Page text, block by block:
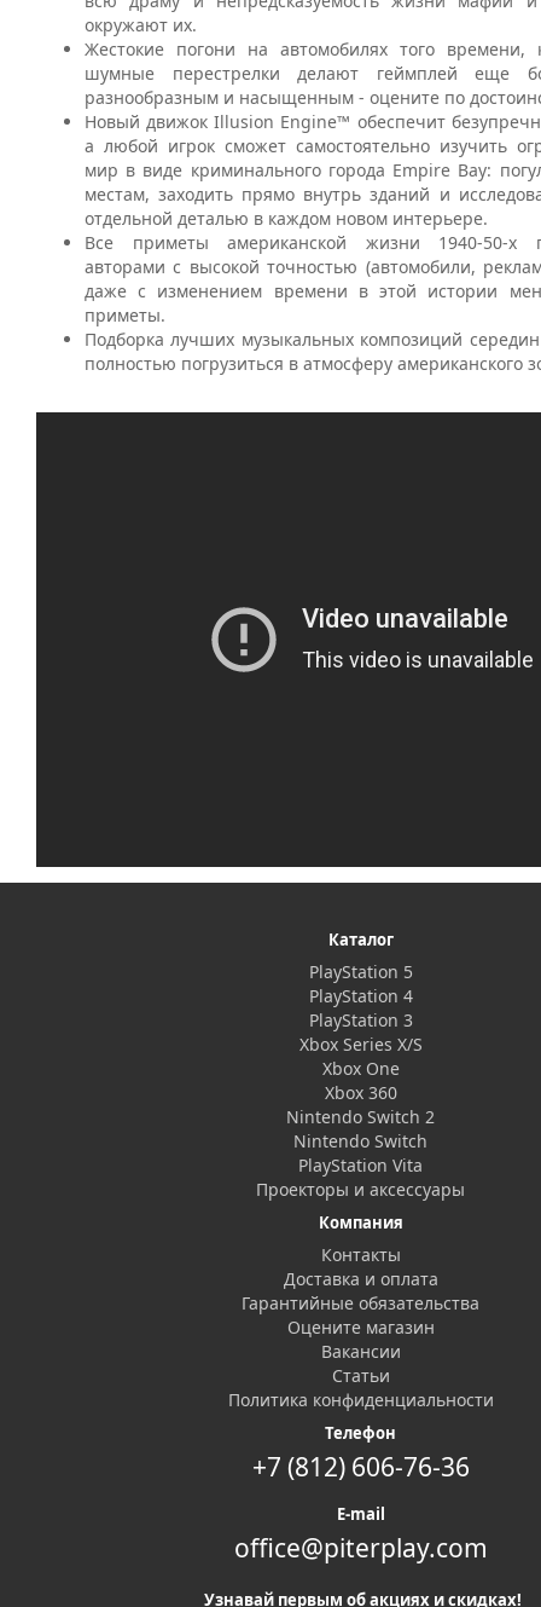
окружают их.
Жестокие погони на автомобилях того времени,
шумные перестрелки делают геймплей еще
разнообразным и насыщенным - оцените по
Новый движок Illusion Engine™ обеспечит
а любой игрок сможет самостоятельно изучить
мир в виде криминального города Empire Bay:
местам, заходить прямо внутрь зданий и
отдельной деталью в каждом новом интерьере.
Все приметы американской жизни 1940-50-х
авторами с высокой точностью (автомобили,
даже с изменением времени в этой истории
приметы.
Подборка лучших музыкальных композиций
полностью погрузиться в атмосферу американского
Каталог
PlayStation 5
PlayStation 4
PlayStation 3
Xbox Series X/S
Xbox One
Xbox 360
Nintendo Switch 2
Nintendo Switch
PlayStation Vita
Проекторы и аксессуары
Компания
Контакты
Доставка и оплата
Гарантийные обязательства
Оцените магазин
Вакансии
Статьи
Политика конфиденциальности
Телефон
+7 (812) 606-76-36
E-mail
office@piterplay.com
Узнавай первым об акциях и скидках!